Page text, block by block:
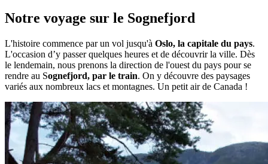
Notre voyage sur le Sognefjord
L'histoire commence par un vol jusqu'à Oslo, la capitale du pays.
L'occasion d’y passer quelques heures et de découvrir la ville. Dès
le lendemain, nous prenons la direction de l'ouest du pays pour se
rendre au Sognefjord, par le train. On y découvre des paysages
variés aux nombreux lacs et montagnes. Un petit air de Canada !